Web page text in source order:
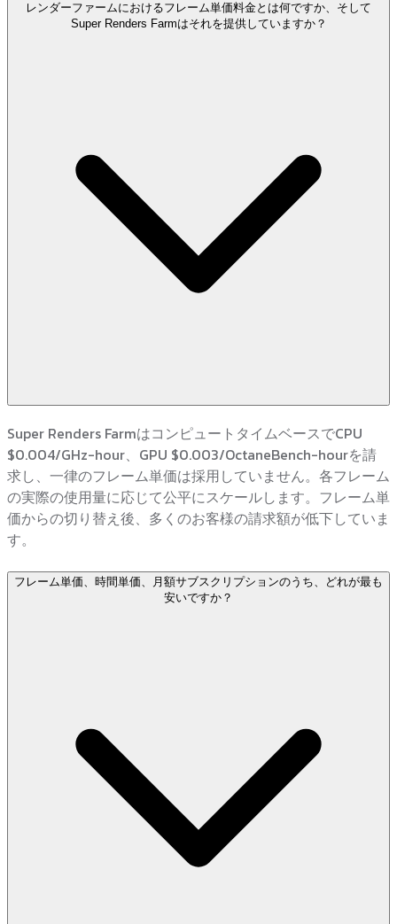
レンダーファームにおけるフレーム単価料金とは何ですか、そして
Super Renders Farmはそれを提供していますか？
Super Renders FarmはコンピュートタイムベースでCPU
$0.004/GHz-hour、GPU $0.003/OctaneBench-hourを請
求し、一律のフレーム単価は採用していません。各フレーム
の実際の使用量に応じて公平にスケールします。フレーム単
価からの切り替え後、多くのお客様の請求額が低下していま
す。
フレーム単価、時間単価、月額サブスクリプションのうち、どれが最も
安いですか？